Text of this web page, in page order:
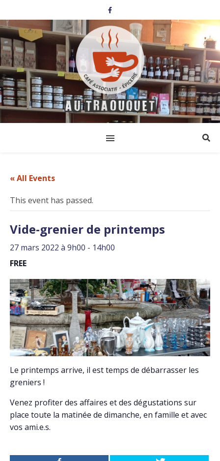
« All Events
This event has passed.
Vide-grenier de printemps
27 mars 2022 à 9h00 - 14h00
FREE
Le printemps arrive, il est temps de débarrasser les
greniers !
Venez profiter des affaires et des dégustations sur
place toute la matinée de dimanche, en famille et avec
vos ami.e.s.